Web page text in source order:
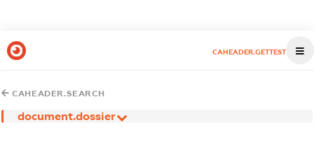
CAHEADER.GETTEST
CAHEADER.SEARCH
document.dossier